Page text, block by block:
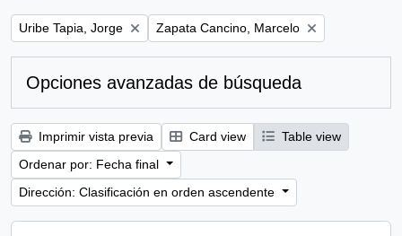
Remove filter:
Uribe Tapia, Jorge Remove filter:
Zapata Cancino, Marcelo
Opciones avanzadas de búsqueda
Imprimir vista previa Card view
Table view
Ordenar por: Fecha final
Dirección: Clasificación en orden ascendente